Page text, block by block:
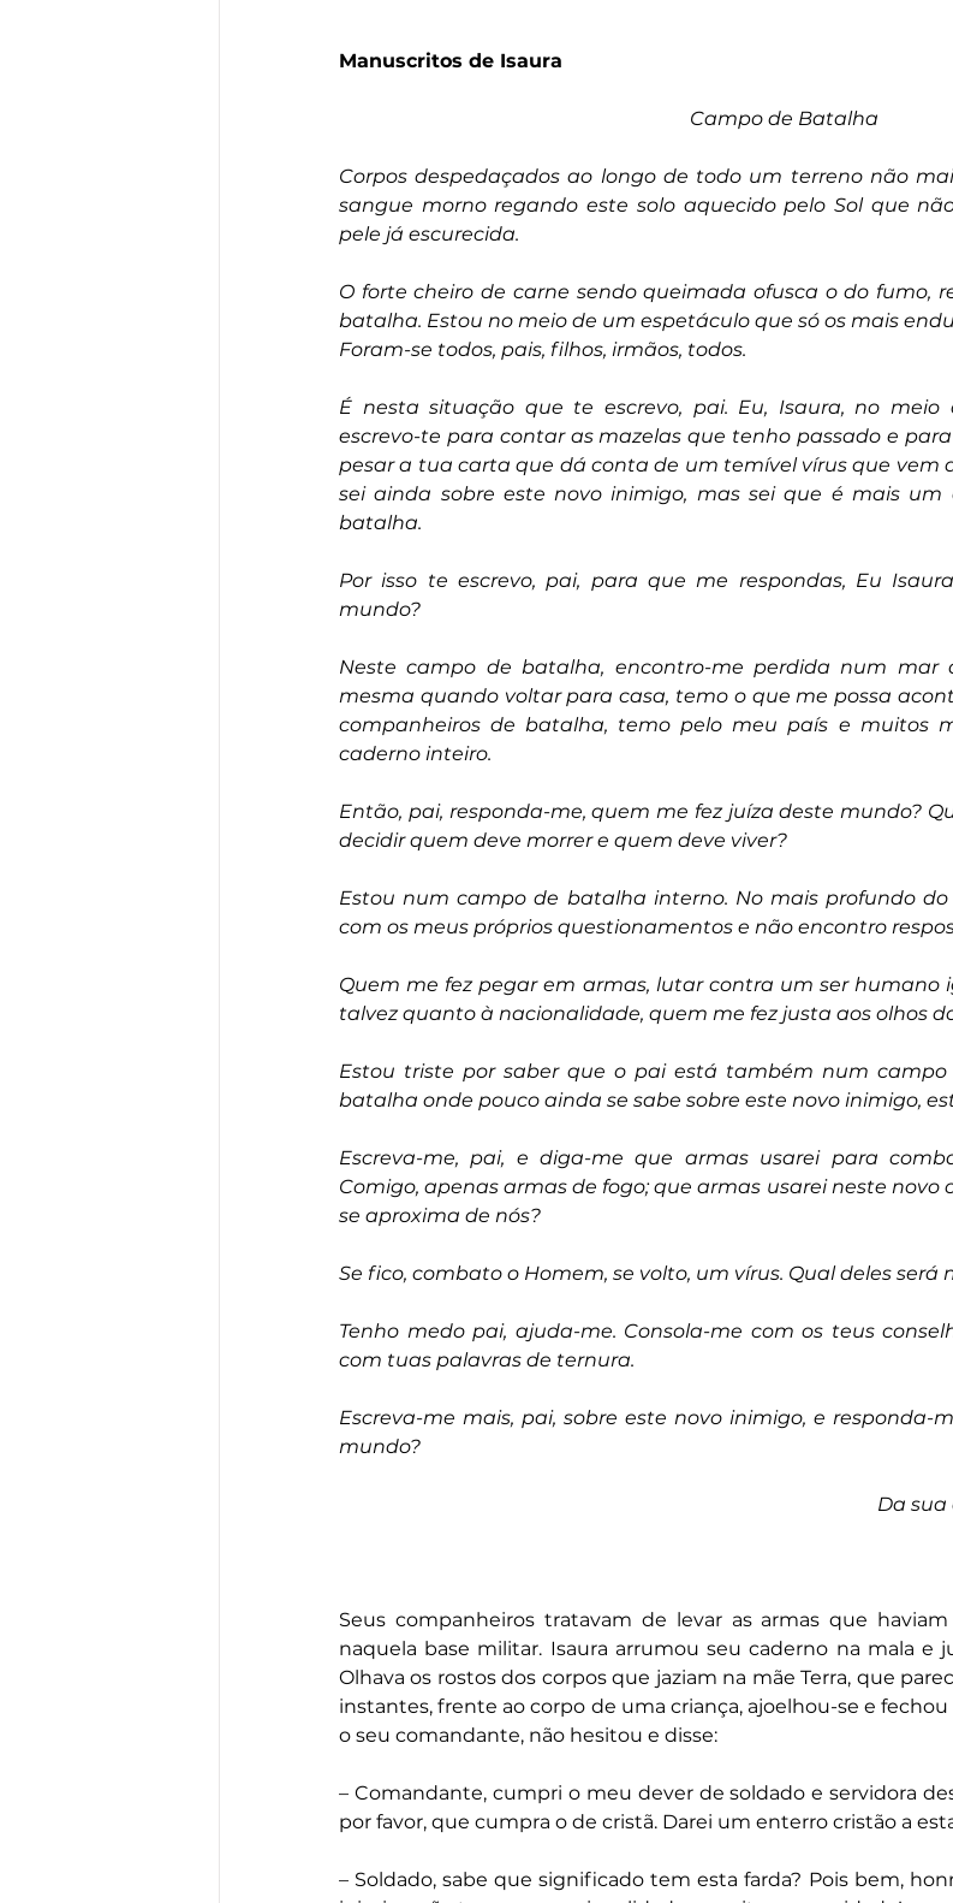
Manuscritos de Isaura
Campo de Batalha
Corpos despedaçados ao longo de todo um terreno não
sangue morno regando este solo aquecido pelo Sol que
pele já escurecida.
O forte cheiro de carne sendo queimada ofusca o do fumo,
batalha. Estou no meio de um espetáculo que só os mais
Foram-se todos, pais, filhos, irmãos, todos.
É nesta situação que te escrevo, pai. Eu, Isaura, no
escrevo-te para contar as mazelas que tenho passado e
pesar a tua carta que dá conta de um temível vírus que vem
sei ainda sobre este novo inimigo, mas sei que é mais
batalha.
Por isso te escrevo, pai, para que me respondas, Eu
mundo?
Neste campo de batalha, encontro-me perdida num mar
mesma quando voltar para casa, temo o que me possa
companheiros de batalha, temo pelo meu país e muitos
caderno inteiro.
Então, pai, responda-me, quem me fez juíza deste mundo?
decidir quem deve morrer e quem deve viver?
Estou num campo de batalha interno. No mais profundo
com os meus próprios questionamentos e não encontro
Quem me fez pegar em armas, lutar contra um ser humano
talvez quanto à nacionalidade, quem me fez justa aos olhos
Estou triste por saber que o pai está também num
batalha onde pouco ainda se sabe sobre este novo inimigo,
Escreva-me, pai, e diga-me que armas usarei para
Comigo, apenas armas de fogo; que armas usarei neste novo
se aproxima de nós?
Se fico, combato o Homem, se volto, um vírus. Qual deles será
Tenho medo pai, ajuda-me. Consola-me com os teus
com tuas palavras de ternura.
Escreva-me mais, pai, sobre este novo inimigo, e responda-
mundo?
Da
Seus companheiros tratavam de levar as armas que
naquela base militar. Isaura arrumou seu caderno na mala e
Olhava os rostos dos corpos que jaziam na mãe Terra, que
instantes, frente ao corpo de uma criança, ajoelhou-se e
o seu comandante, não hesitou e disse:
– Comandante, cumpri o meu dever de soldado e servidora
por favor, que cumpra o de cristã. Darei um enterro cristão a
– Soldado, sabe que significado tem esta farda? Pois bem,